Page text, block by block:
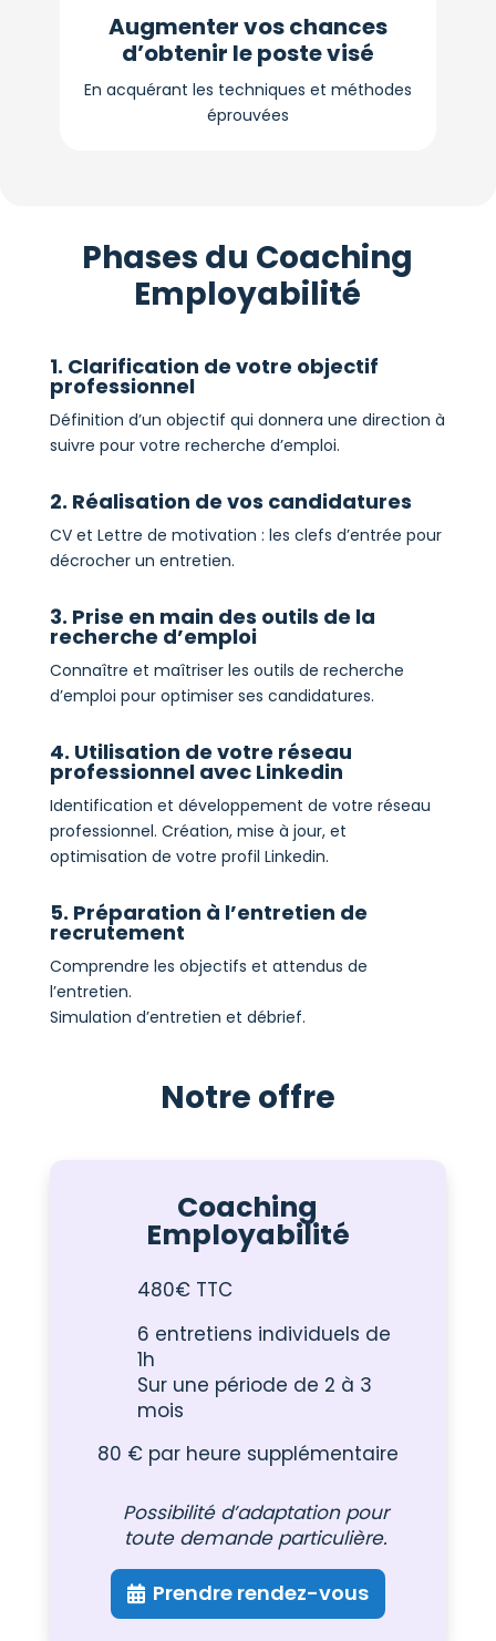
Augmenter vos chances
d’obtenir le poste visé
En acquérant les techniques et méthodes
éprouvées
Phases du Coaching
Employabilité
1. Clarification de votre objectif
professionnel
Définition d’un objectif qui donnera une direction à
suivre pour votre recherche d’emploi.
2. Réalisation de vos candidatures
CV et Lettre de motivation : les clefs d’entrée pour
décrocher un entretien.
3. Prise en main des outils de la
recherche d’emploi
Connaître et maîtriser les outils de recherche
d’emploi pour optimiser ses candidatures.
4. Utilisation de votre réseau
professionnel avec Linkedin
Identification et développement de votre réseau
professionnel. Création, mise à jour, et
optimisation de votre profil Linkedin.
5. Préparation à l’entretien de
recrutement
Comprendre les objectifs et attendus de
l’entretien.
Simulation d’entretien et débrief.
Notre offre
Coaching
Employabilité
480€ TTC
6 entretiens individuels de
1h
Sur une période de 2 à 3
mois
80 € par heure supplémentaire
Possibilité d’adaptation pour
toute demande particulière.
Prendre rendez-vous